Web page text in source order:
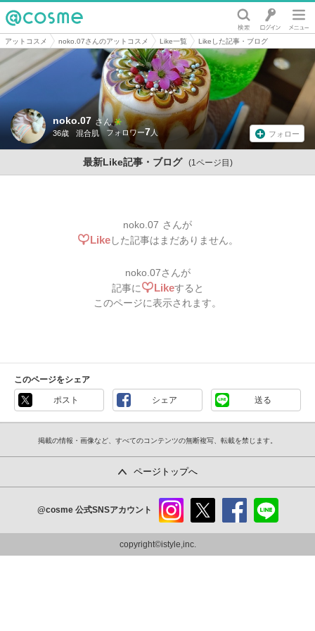
@cosme
アットコスメ noko.07さんのアットコスメ Like一覧 Likeした記事・ブログ
noko.07 さん
36歳 混合肌 7 フォロー
最新Like記事・ブログ (1ページ目)
noko.07 さんが
Likeした記事はまだありません。
noko.07さんが
記事に
Likeすると
このページに表示されます。
このページをシェア
ポスト シェア 送る
掲載の情報・画像など、すべてのコンテンツの無断複写、転載を禁じます。
ページトップへ
@cosme 公式SNSアカウント
ram
copyright©istyle,inc.